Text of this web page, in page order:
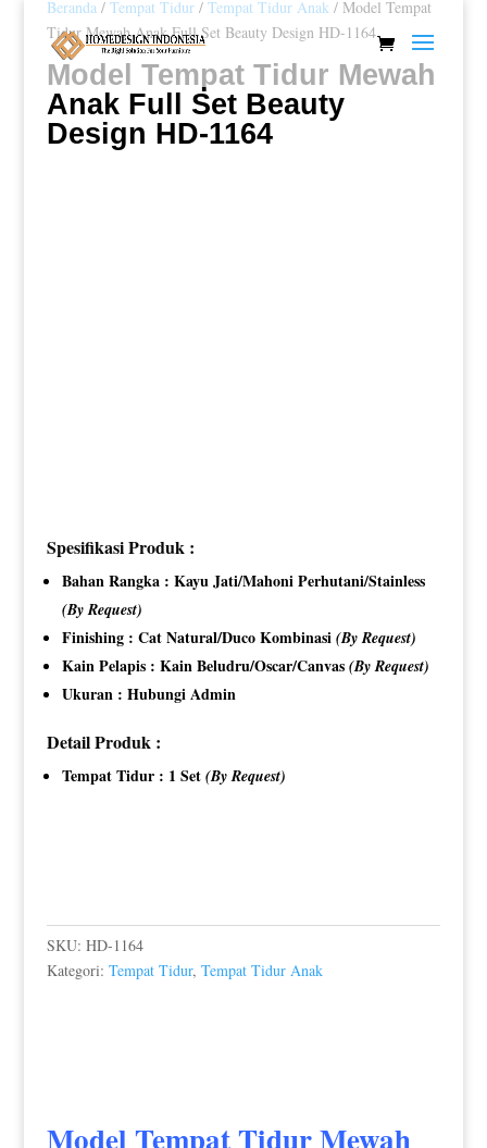
Beranda/ Tempat Tidur/ Tempat Tidur Anak/ Model Tempat
Tidur Mewah Anak Full Set Beauty Design HD-1164
Model Tempat Tidur Mewah
Anak Full Set Beauty
Design HD-1164
Spesifikasi Produk :
Bahan Rangka : Kayu Jati/Mahoni Perhutani/Stainless
(By Request)
Finishing : Cat Natural/Duco Kombinasi (By Request)
Kain Pelapis : Kain Beludru/Oscar/Canvas (By Request)
Ukuran : Hubungi Admin
Detail Produk :
Tempat Tidur : 1 Set (By Request)
SKU: HD-1164
Kategori: Tempat Tidur, Tempat Tidur Anak
Model Tempat Tidur Mewah